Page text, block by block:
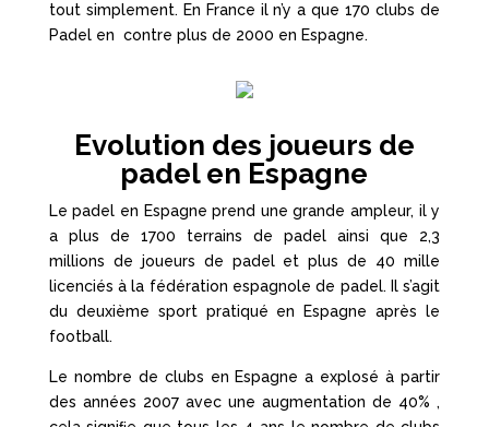
tout simplement. En France il n’y a que 170 clubs de
Padel en contre plus de 2000 en Espagne.
Evolution des joueurs de
padel en Espagne
Le padel en Espagne prend une grande ampleur, il y
a plus de 1700 terrains de padel ainsi que 2,3
millions de joueurs de padel et plus de 40 mille
licenciés à la fédération espagnole de padel. Il s’agit
du deuxième sport pratiqué en Espagne après le
football.
Le nombre de clubs en Espagne a explosé à partir
des années 2007 avec une augmentation de 40% ,